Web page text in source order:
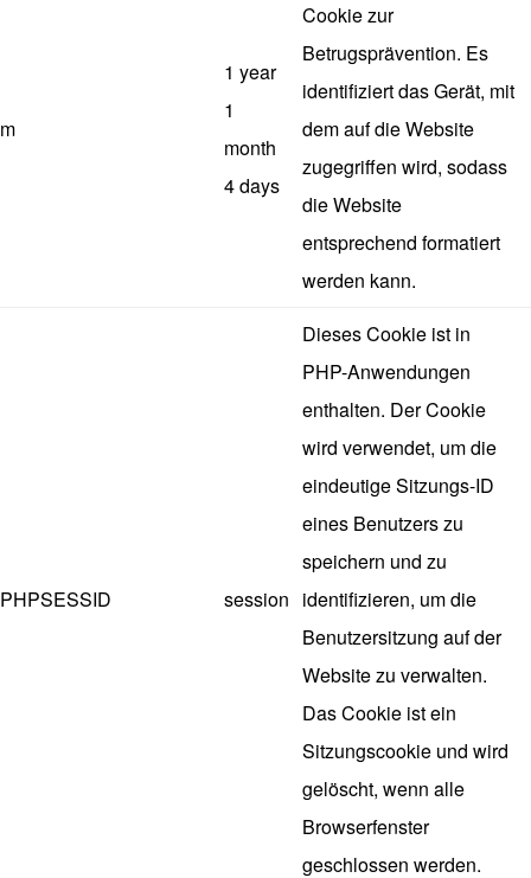
m
1 year
1
month
4 days
Cookie zur
Betrugsprävention. Es
identifiziert das Gerät, mit
dem auf die Website
zugegriffen wird, sodass
die Website
entsprechend formatiert
werden kann.
PHPSESSID session
Dieses Cookie ist in
PHP-Anwendungen
enthalten. Der Cookie
wird verwendet, um die
eindeutige Sitzungs-ID
eines Benutzers zu
speichern und zu
identifizieren, um die
Benutzersitzung auf der
Website zu verwalten.
Das Cookie ist ein
Sitzungscookie und wird
gelöscht, wenn alle
Browserfenster
geschlossen werden.